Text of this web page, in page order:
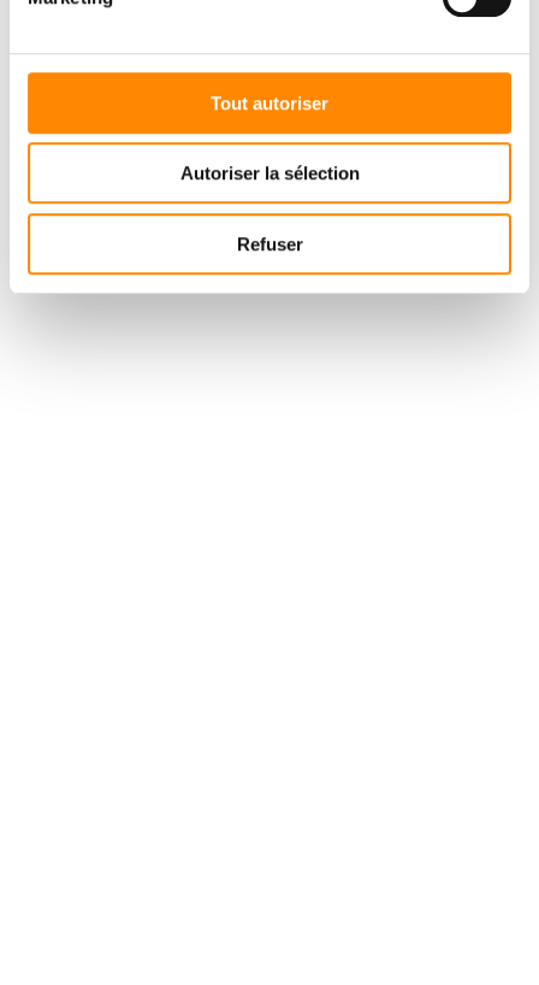
Tout autoriser
Autoriser la sélection
Refuser